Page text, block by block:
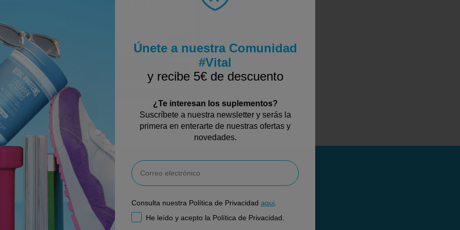
habitual
€
Únete a nuestra
Comunidad #Vital
y recibe 5€ de descuento
Únete a nuestra Comunidad
#Vital
y recibe 5€ de descuento
¿Te interesan los suplementos?
Suscríbete a nuestra newsletter y serás la
primera en enterarte de nuestras ofertas y
novedades.
Email
Consulta nuestra Política de Privacidad aqui
RGPDHe leído y acepto la Política de Privacidad.